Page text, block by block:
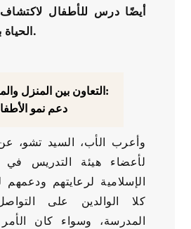
أيضًا درس للأطفال
الحياة بطرق ذات معنى.
التعاون بين المنزل والمدرسة:
دعم نمو
وأعرب الأب، السيد تشو، عن
لأعضاء هيئة التدريس في
الإسلامية لرعايتهم
كلا الوالدين على
المدرسة، وسواء كان الأمر